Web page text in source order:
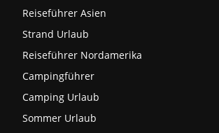
Reiseführer Asien
Strand Urlaub
Reiseführer Nordamerika
Campingführer
Camping Urlaub
Sommer Urlaub